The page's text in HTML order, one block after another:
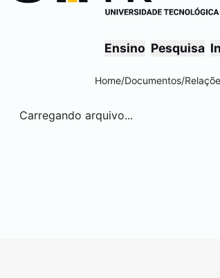
Ensino Pesquisa
Home/Documentos/
Carregando arquivo...